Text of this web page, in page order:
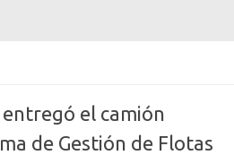
el camión
de Gestión de Flotas